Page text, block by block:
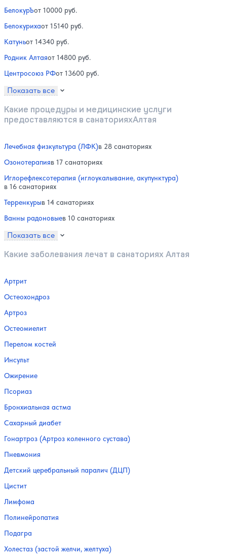
БелокурЪот 10000 руб.
Белокурихаот 15140 руб.
Катуньот 14340 руб.
Родник Алтаяот 14800 руб.
Центросоюз РФот 13600 руб.
Показать все
Какие процедуры и медицинские услуги
предоставляются в санаторияхАлтая
Лечебная физкультура (ЛФК)в 28 санаториях
Озонотерапияв 17 санаториях
Иглорефлексотерапия (иглоукалывание, акупунктура)
в 16 санаториях
Терренкурыв 14 санаториях
Ванны радоновыев 10 санаториях
Показать все
Какие заболевания лечат в санаториях Алтая
Артрит
Остеохондроз
Артроз
Остеомиелит
Перелом костей
Инсульт
Ожирение
Псориаз
Бронхиальная астма
Сахарный диабет
Гонартроз (Артроз коленного сустава)
Пневмония
Детский церебральный паралич (ДЦП)
Цистит
Лимфома
Полинейропатия
Подагра
Холестаз (застой желчи, желтуха)